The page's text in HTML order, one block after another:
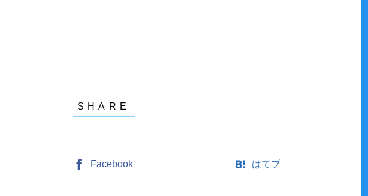
Facebook はてブ